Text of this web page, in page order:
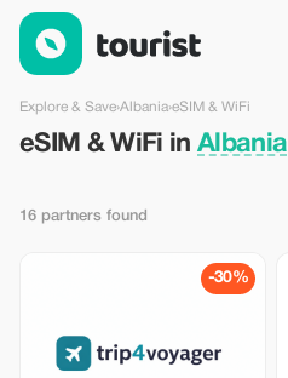
eSIM & WiFi in Albania — Tourist
Explore & Save›Albania›eSIM & WiFi
eSIM & WiFi inAlbania
16 partners found
-30%